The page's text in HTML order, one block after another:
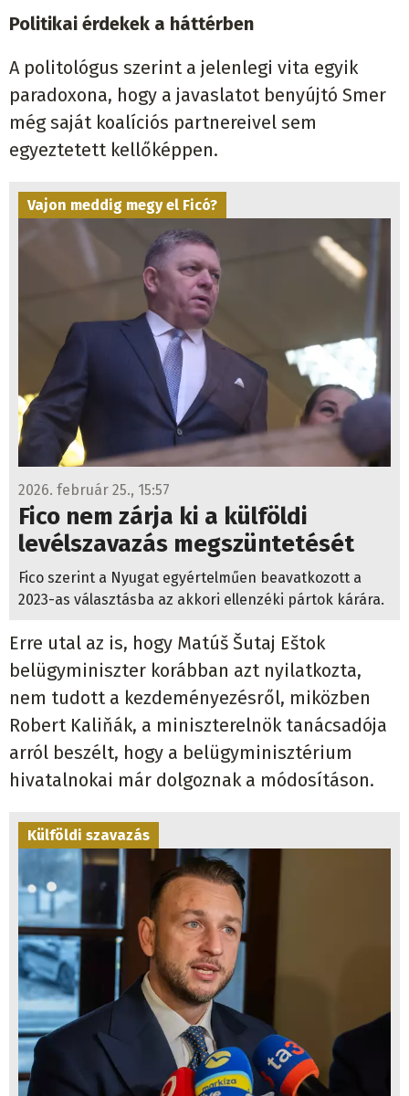
Politikai érdekek a háttérben
A politológus szerint a jelenlegi vita egyik
paradoxona, hogy a javaslatot benyújtó Smer
még saját koalíciós partnereivel sem
egyeztetett kellőképpen.
Vajon meddig megy el Ficó?
2026. február 25., 15:57
Fico nem zárja ki a külföldi
levélszavazás megszüntetését
Fico szerint a Nyugat egyértelműen beavatkozott a
2023-as választásba az akkori ellenzéki pártok kárára.
Erre utal az is, hogy Matúš Šutaj Eštok
belügyminiszter korábban azt nyilatkozta,
nem tudott a kezdeményezésről, miközben
Robert Kaliňák, a miniszterelnök tanácsadója
arról beszélt, hogy a belügyminisztérium
hivatalnokai már dolgoznak a módosításon.
Külföldi szavazás